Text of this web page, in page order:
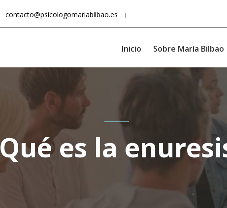
contacto@psicologomariabilbao.es
Inicio Sobre María Bilbao
Qué es la